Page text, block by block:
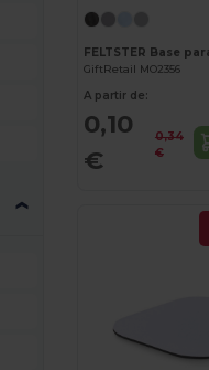
GiftRetail MO2356
A partir de:
0,10
€
0,34
€